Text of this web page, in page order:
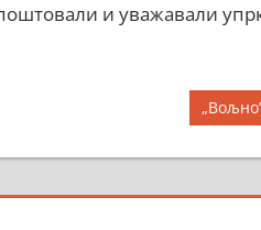
и уважавали
Next
Post: